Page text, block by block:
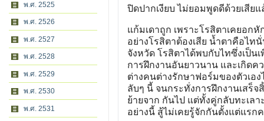
พ.ศ. 2525
พ.ศ. 2526
พ.ศ. 2527
พ.ศ. 2528
พ.ศ. 2529
พ.ศ. 2530
พ.ศ. 2531
ปิดปากเงียบ ไม่ยอมพูดดีด้วยเสีย
แก้มเดาถูก เพราะโรสิตาเคยอก
อย่างโรสิตาต้องเสีย น้ำตาคือไท
จังหวัด โรสิตาได้พบกับไทซึ่งเป็น
การฝึกงานอันยาวนาน และเกิด
ต่างคนต่างรักษาฟอร์มของตัวเอ
ลับๆ นี้ จนกระทั่งการฝึกงานเสร็
ย้ายจาก กันไป แต่ทั้งคู่กลับทะเล
อย่างนี้ สู้ไม่เคยรู้จักกันตั้งแต่แรก